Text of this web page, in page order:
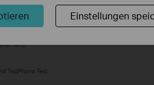
Einstellungen